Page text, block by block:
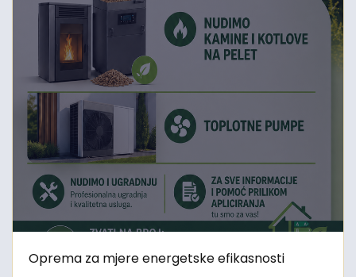
Oprema za mjere energetske efikasnosti